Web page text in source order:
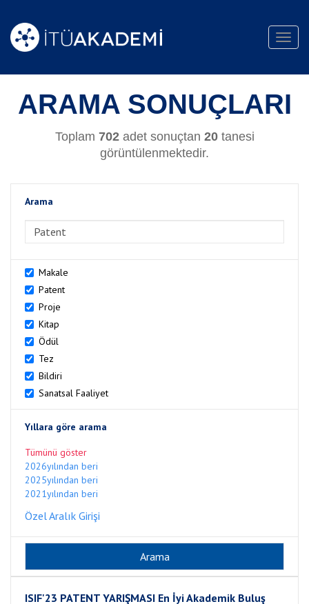
ARAMA SONUÇLARI
Toplam 702adet sonuçtan 20tanesi
görüntülenmektedir.
Arama
Makale
Patent
Proje
Kitap
Ödül
Tez
Bildiri
Sanatsal Faaliyet
Yıllara göre arama
Tümünü göster
2026yılından beri
2025yılından beri
2021yılından beri
Özel Aralık Girişi
ISIF'23 PATENT YARIŞMASI En İyi Akademik Buluş